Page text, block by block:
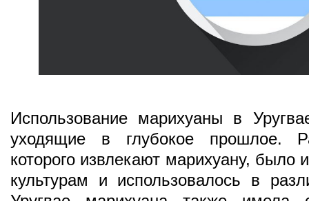
Использование марихуаны в
уходящие в глубокое прошлое.
которого извлекают марихуану, было
культурам и использовалось в